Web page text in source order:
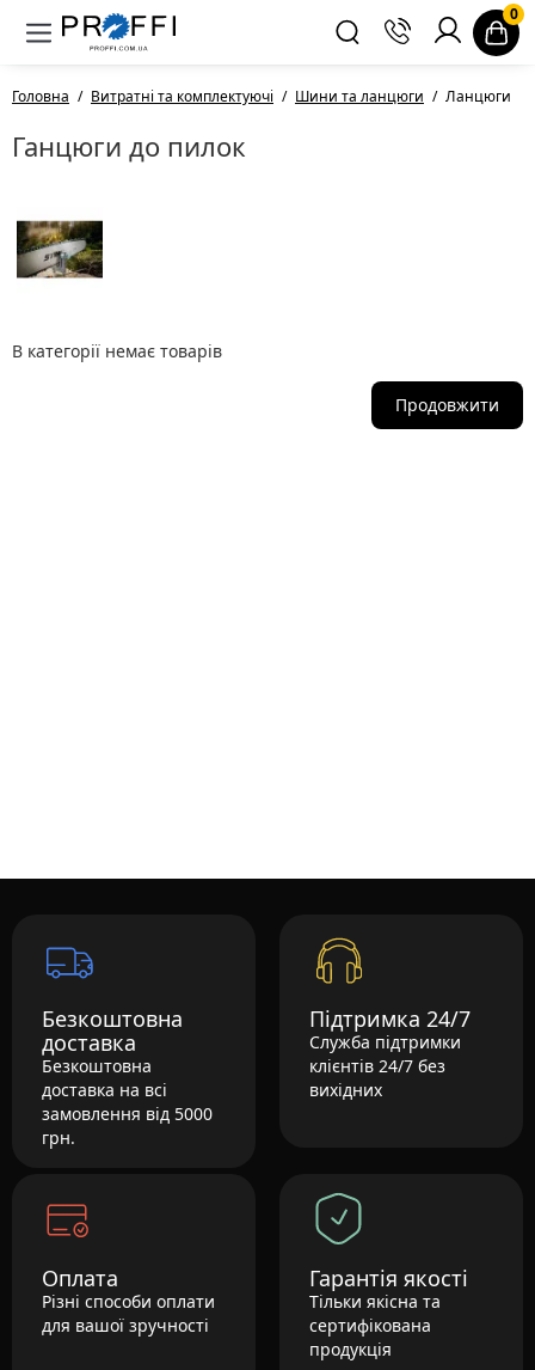
0
Головна Витратні та комплектуючі Шини та ланцюги Ланцюги
Ганцюги до пилок
В категорії немає товарів
Продовжити
Безкоштовна
доставка
Безкоштовна
доставка на всі
замовлення від 5000
грн.
Підтримка 24/7
Служба підтримки
клієнтів 24/7 без
вихідних
Оплата
Різні способи оплати
для вашої зручності
Гарантія якості
Тільки якісна та
сертифікована
продукція